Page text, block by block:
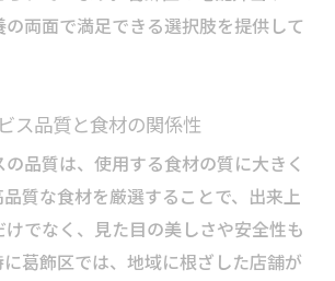
両面で満足できる選択肢を提供して
ス品質と食材の関係性
品質は、使用する食材の質に大きく
質な食材を厳選することで、出来上
でなく、見た目の美しさや安全性も
葛飾区では、地域に根ざした店舗が